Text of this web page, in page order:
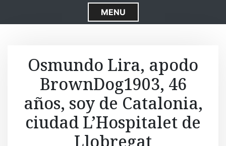
S
k
o
o
n
e
n
MENU
Osmundo Lira, apodo
BrownDog1903, 46
años, soy de Catalonia,
ciudad L’Hospitalet de
Llobregat